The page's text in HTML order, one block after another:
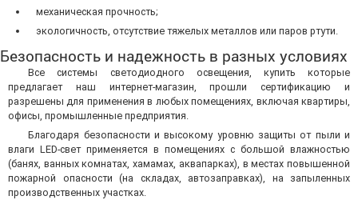
механическая прочность;
экологичность, отсутствие тяжелых металлов или паров ртути.
Безопасность и надежность в разных условиях
Все системы светодиодного освещения, купить которые
предлагает наш интернет-магазин, прошли сертификацию и
разрешены для применения в любых помещениях, включая квартиры,
офисы, промышленные предприятия.
Благодаря безопасности и высокому уровню защиты от пыли и
влаги LED-свет применяется в помещениях с большой влажностью
(банях, ванных комнатах, хамамах, аквапарках), в местах повышенной
пожарной опасности (на складах, автозаправках), на запыленных
производственных участках.